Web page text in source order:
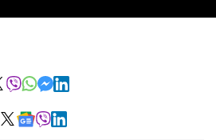
в Telegram
в Facebook
поделиться в X
отправить в Viber
отправить в Whatsapp
отправить в Messenger
отправить в LinkedIn
в Telegram
в Facebook
Читайте в X
Читайте в Google news
Читайте в Viber
Читайте в LinkedIn